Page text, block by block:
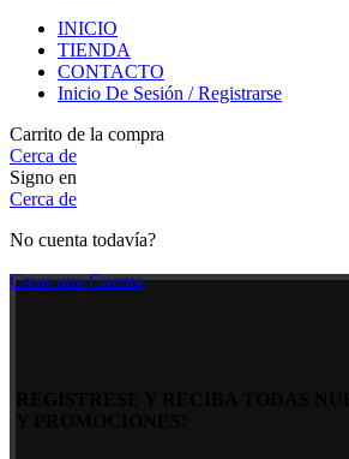
INICIO
TIENDA
CONTACTO
Inicio De Sesión / Registrarse
Carrito de la compra
Cerca de
Signo en
Cerca de
No cuenta todavía?
Crear una Cuenta